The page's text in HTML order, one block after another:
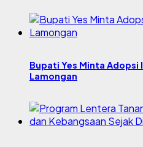
Bupati Yes Minta Adopsi
Lamongan